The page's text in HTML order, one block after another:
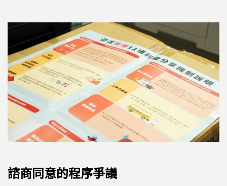
諮商同意的程序爭議